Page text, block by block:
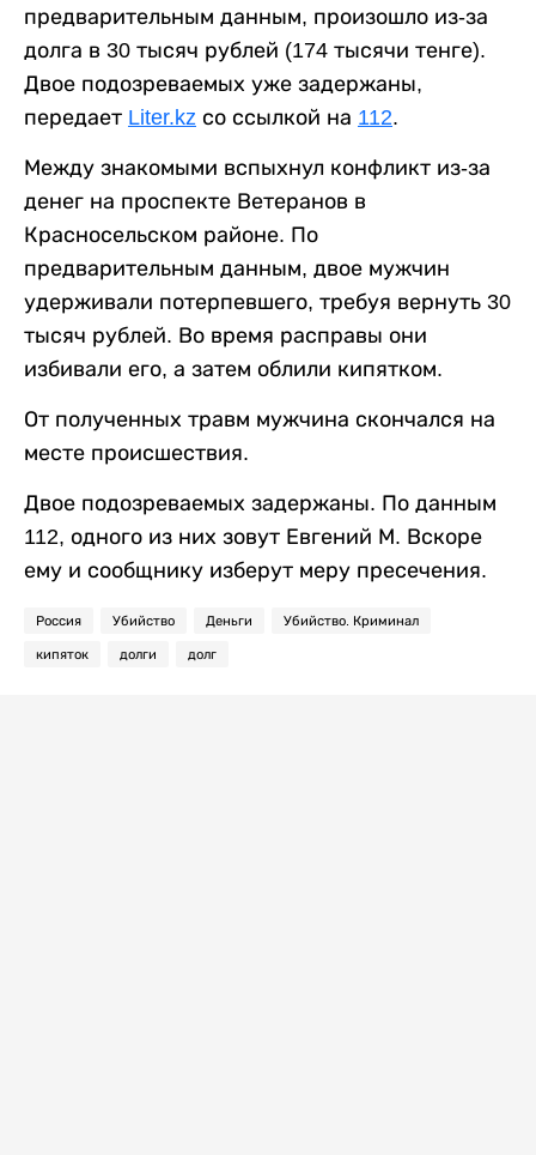
предварительным данным, произошло из-за
долга в 30 тысяч рублей (174 тысячи тенге).
Двое подозреваемых уже задержаны,
передает Liter.kz со ссылкой на 112.
Между знакомыми вспыхнул конфликт из-за
денег на проспекте Ветеранов в
Красносельском районе. По
предварительным данным, двое мужчин
удерживали потерпевшего, требуя вернуть 30
тысяч рублей. Во время расправы они
избивали его, а затем облили кипятком.
От полученных травм мужчина скончался на
месте происшествия.
Двое подозреваемых задержаны. По данным
112, одного из них зовут Евгений М. Вскоре
ему и сообщнику изберут меру пресечения.
Россия Убийство Деньги Убийство. Криминал
кипяток долги долг